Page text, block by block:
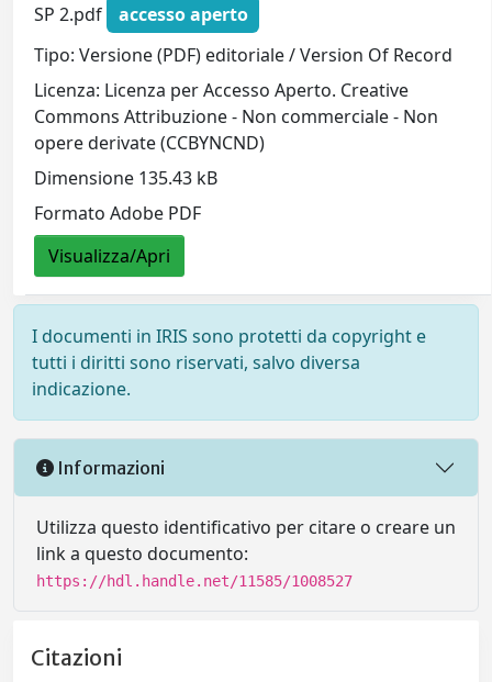
SP 2.pdf
accesso aperto
Tipo: Versione (PDF) editoriale / Version Of Record
Licenza: Licenza per Accesso Aperto. Creative
Commons Attribuzione - Non commerciale - Non
opere derivate (CCBYNCND)
Dimensione 135.43 kB
Formato Adobe PDF
Visualizza/Apri
I documenti in IRIS sono protetti da copyright e
tutti i diritti sono riservati, salvo diversa
indicazione.
Informazioni
Utilizza questo identificativo per citare o creare un
link a questo documento:
https://hdl.handle.net/11585/1008527
Citazioni